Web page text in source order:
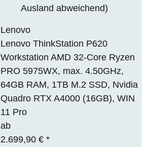
Ausland abweichend)
Lenovo
Lenovo ThinkStation P620
Workstation AMD 32-Core Ryzen
PRO 5975WX, max. 4.50GHz,
64GB RAM, 1TB M.2 SSD, Nvidia
Quadro RTX A4000 (16GB), WIN
11 Pro
ab
2.699,90 €*